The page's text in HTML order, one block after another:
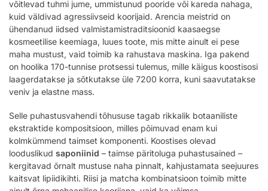
võitlevad tuhmi jume, ummistunud pooride või kareda nahaga,
kuid väldivad agressiivseid koorijaid. Arencia meistrid on
ühendanud iidsed valmistamistraditsioonid kaasaegse
kosmeetilise keemiaga, luues toote, mis mitte ainult ei pese
maha mustust, vaid toimib ka rahustava maskina. Iga pakend
on hoolika 170-tunnise protsessi tulemus, mille käigus koostisosi
laagerdatakse ja sõtkutakse üle 7200 korra, kuni saavutatakse
veniv ja elastne mass.
Selle puhastusvahendi tõhususe tagab rikkalik botaaniliste
ekstraktide kompositsioon, milles põimuvad enam kui
kolmkümmend taimset komponenti. Koostises olevad
looduslikud saponiinid – taimse päritoluga puhastusained –
kergitavad õrnalt mustuse naha pinnalt, kahjustamata seejuures
kaitsvat lipiidikihti. Riisi ja matcha kombinatsioon toimib mitte